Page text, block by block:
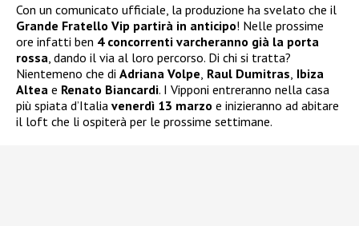
Con un comunicato ufficiale, la produzione ha svelato che il
Grande Fratello Vip partirà in anticipo! Nelle prossime
ore infatti ben 4 concorrenti varcheranno già la porta
rossa , dando il via al loro percorso. Di chi si tratta?
Nientemeno che di Adriana Volpe Raul Dumitras Ibiza
Altea e Renato Biancardi. I Vipponi entreranno nella casa
più spiata d’Italia venerdì 13 marzo e inizieranno ad abitare
il loft che li ospiterà per le prossime settimane.